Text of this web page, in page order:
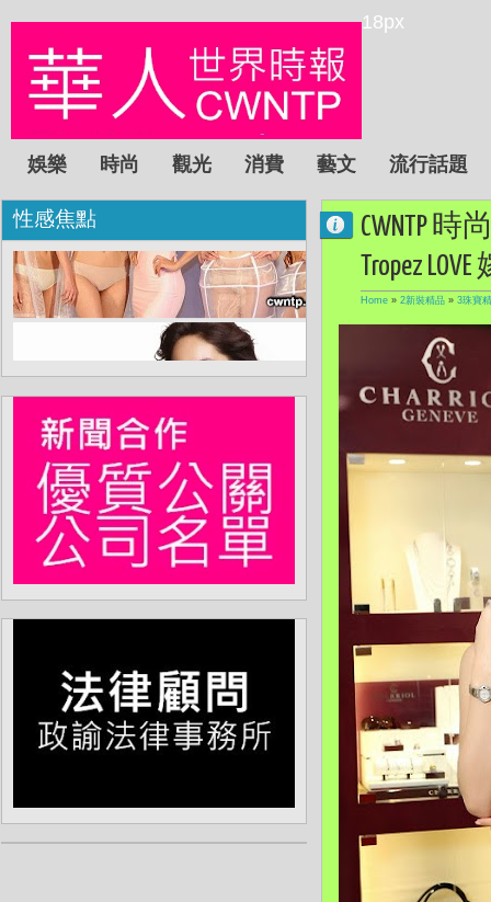
18px
娛樂 時尚 觀光 消費 藝文 流行話題
CWNTP 時
Tropez
Home » 2新裝精品 » 3珠寶
性感焦點